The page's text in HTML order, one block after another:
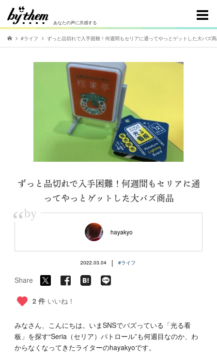
あなたの声に共感する
#ライフ ずっと品切れで入手困難！何週間もセリアに通ってやっとゲットした大バズ
ずっと品切れで入手困難！何週間もセリアに通
ってやっとゲットした大バズ商品
“by
hayakyo
2022.03.04 | #ライフ
Share
2 件 いいね！
みなさん、こんにちは。いまSNSでバズっている「光る看
板」を探す“Seria（セリア）パトロール”も何週目なのか、わ
からなくなってきたライターのhayakyoです。